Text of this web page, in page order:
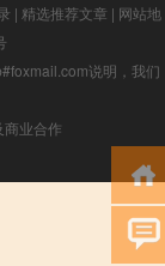
| 精选推荐文章 | 网站地
说明，我们
业合作